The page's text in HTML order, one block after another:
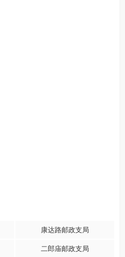
康达路邮政支局
二郎庙邮政支局